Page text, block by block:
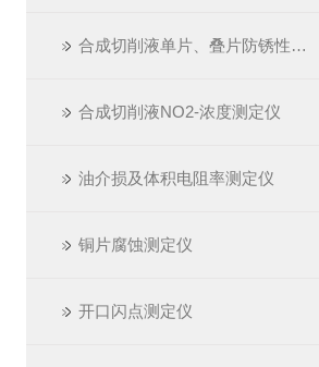
合成切削液单片、叠片防锈性测定仪
合成切削液NO2-浓度测定仪
油介损及体积电阻率测定仪
铜片腐蚀测定仪
开口闪点测定仪